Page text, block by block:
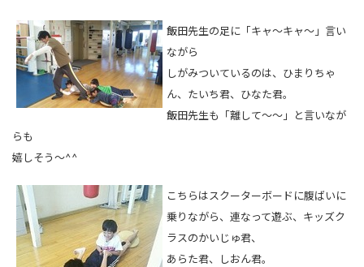
飯田先生の足に「キャ～キャ～」言い
ながら
しがみついているのは、ひまりちゃ
ん、たいち君、ひなた君。
飯田先生も「離して～～」と言いなが
らも
嬉しそう～^^
こちらはスクーターボードに腹ばいに
乗りながら、連なって遊ぶ、キッズク
ラスのかいじゅ君、
あらた君、しおん君。